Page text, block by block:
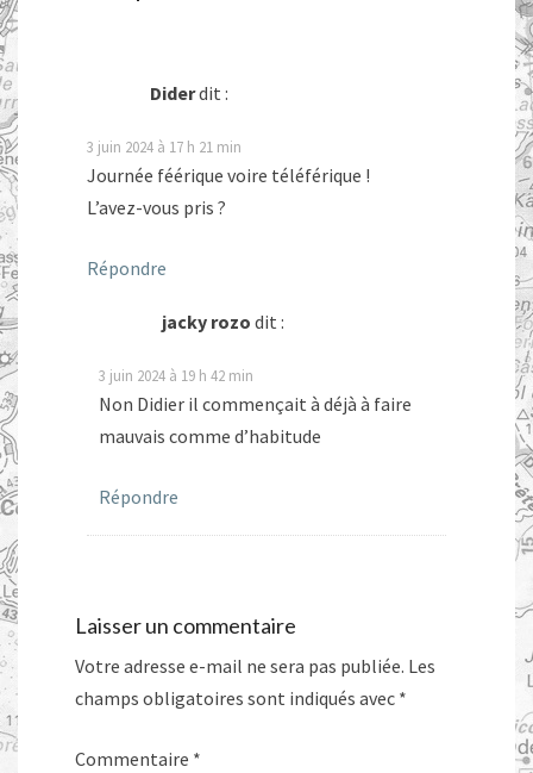
Diderdit :
3 juin 2024 à 17 h 21 min
Journée féérique voire téléférique !
L’avez-vous pris ?
Répondre
jacky rozo dit :
3 juin 2024 à 19 h 42 min
Non Didier il commençait à déjà à faire
mauvais comme d’habitude
Répondre
Laisser un commentaire
Votre adresse e-mail ne sera pas publiée. Les
champs obligatoires sont indiqués avec *
Commentaire *